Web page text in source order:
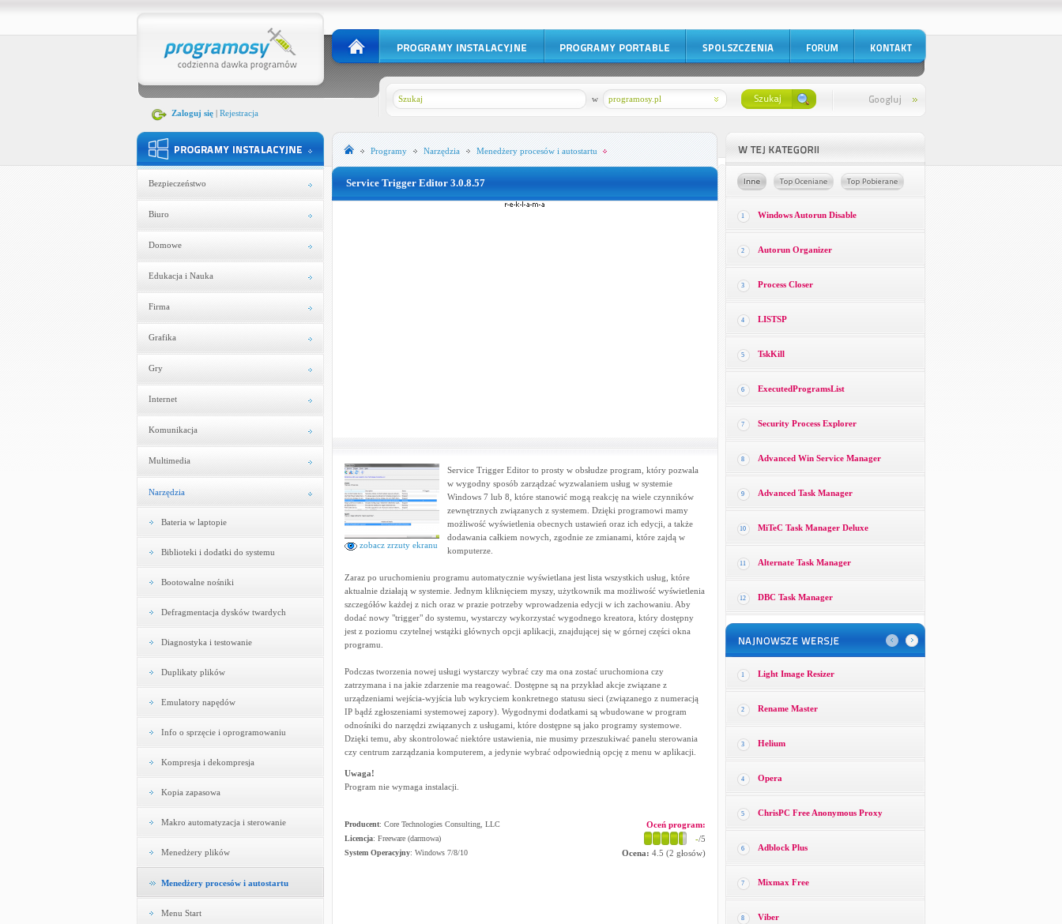
Zaloguj się| Rejestracja
programosy.pl
w
Bezpieczeństwo
Biuro
Domowe
Edukacja i Nauka
Firma
Grafika
Gry
Internet
Komunikacja
Multimedia
Narzędzia
Bateria w laptopie
Biblioteki i dodatki do systemu
Bootowalne nośniki
Defragmentacja dysków twardych
Diagnostyka i testowanie
Duplikaty plików
Emulatory napędów
Info o sprzęcie i oprogramowaniu
Kompresja i dekompresja
Kopia zapasowa
Makro automatyzacja i sterowanie
Menedżery plików
Menedżery procesów i autostartu
Menu Start
Programy Narzędzia Menedżery procesów i autostartu
Service Trigger Editor 3.0.8.57
zobacz zrzuty ekranu
Service Trigger Editor to prosty w obsłudze program, który pozwala
w wygodny sposób zarządzać wyzwalaniem usług w systemie
Windows 7 lub 8, które stanowić mogą reakcję na wiele czynników
zewnętrznych związanych z systemem. Dzięki programowi mamy
możliwość wyświetlenia obecnych ustawień oraz ich edycji, a także
dodawania całkiem nowych, zgodnie ze zmianami, które zajdą w
komputerze.
Zaraz po uruchomieniu programu automatycznie wyświetlana jest lista wszystkich usług, które
aktualnie działają w systemie. Jednym kliknięciem myszy, użytkownik ma możliwość wyświetlenia
szczegółów każdej z nich oraz w prazie potrzeby wprowadzenia edycji w ich zachowaniu. Aby
dodać nowy "trigger" do systemu, wystarczy wykorzystać wygodnego kreatora, który dostępny
jest z poziomu czytelnej wstążki głównych opcji aplikacji, znajdującej się w górnej części okna
programu.
Podczas tworzenia nowej usługi wystarczy wybrać czy ma ona zostać uruchomiona czy
zatrzymana i na jakie zdarzenie ma reagować. Dostępne są na przykład akcje związane z
urządzeniami wejścia-wyjścia lub wykryciem konkretnego statusu sieci (związanego z numeracją
IP bądź zgłoszeniami systemowej zapory). Wygodnymi dodatkami są wbudowane w program
odnośniki do narzędzi związanych z usługami, które dostępne są jako programy systemowe.
Dzięki temu, aby skontrolować niektóre ustawienia, nie musimy przeszukiwać panelu sterowania
czy centrum zarządzania komputerem, a jedynie wybrać odpowiednią opcję z menu w aplikacji.
Uwaga!
Program nie wymaga instalacji.
Producent: Core Technologies Consulting, LLC
Licencja: Freeware (darmowa)
System Operacyjny: Windows 7/8/10
Oceń program:
-/5
Ocena: 4.5 (2 głosów)
1 Windows Autorun Disable
2 Autorun Organizer
3 Process Closer
4 LISTSP
5 TskKill
6 ExecutedProgramsList
7 Security Process Explorer
8 Advanced Win Service Manager
9 Advanced Task Manager
10 MiTeC Task Manager Deluxe
11 Alternate Task Manager
12 DBC Task Manager
1 Light Image Resizer
2 Rename Master
3 Helium
4 Opera
5 ChrisPC Free Anonymous Proxy
6 Adblock Plus
7 Mixmax Free
8 Viber